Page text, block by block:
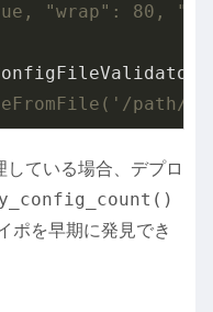
"wrap": 80,
path/
ている場合、デプロ
ポを早期に発見でき